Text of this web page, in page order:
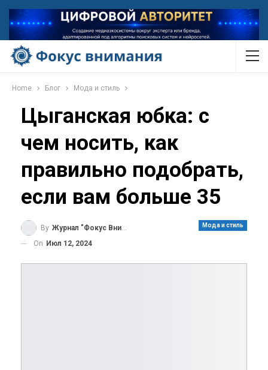
Home Блог Мода и стиль
Цыганская юбка: с
чем носить, как
правильно подобрать,
если вам больше 35
Мода и стиль
By Журнал "Фокус Внимания"
On Июл 12, 2024